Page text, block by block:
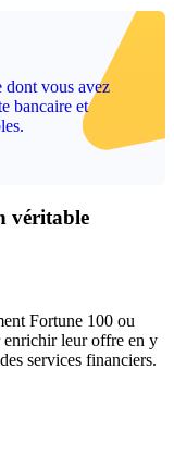
dont vous avez
bancaire et
véritable
Fortune 100 ou
enrichir leur offre en y
services financiers.